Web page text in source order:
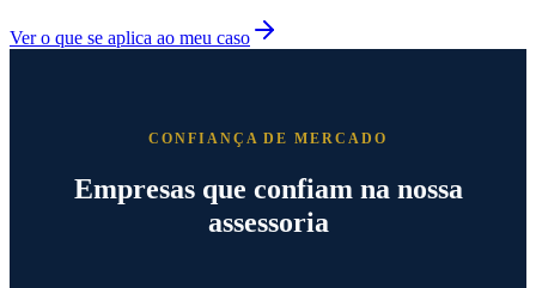
Ver o que se aplica ao meu caso
CONFIANÇA DE MERCADO
Empresas que confiam na nossa
assessoria